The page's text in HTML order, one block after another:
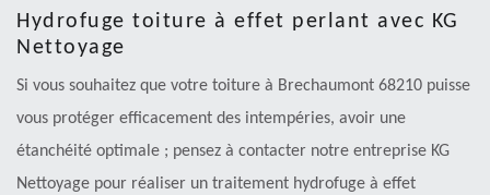
Hydrofuge toiture à effet perlant avec KG
Nettoyage
Si vous souhaitez que votre toiture à Brechaumont 68210 puisse
vous protéger efficacement des intempéries, avoir une
étanchéité optimale ; pensez à contacter notre entreprise KG
Nettoyage pour réaliser un traitement hydrofuge à effet